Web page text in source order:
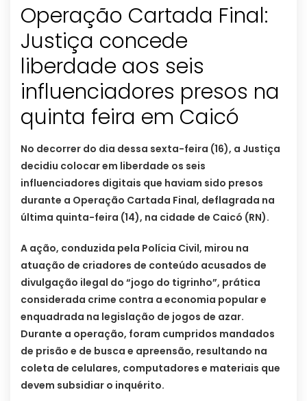
Operação Cartada Final:
Justiça concede
liberdade aos seis
influenciadores presos na
quinta feira em Caicó
No decorrer do dia dessa sexta-feira (16), a Justiça
decidiu colocar em liberdade os seis
influenciadores digitais que haviam sido presos
durante a Operação Cartada Final, deflagrada na
última quinta-feira (14), na cidade de Caicó (RN).
A ação, conduzida pela Polícia Civil, mirou na
atuação de criadores de conteúdo acusados de
divulgação ilegal do “jogo do tigrinho”, prática
considerada crime contra a economia popular e
enquadrada na legislação de jogos de azar.
Durante a operação, foram cumpridos mandados
de prisão e de busca e apreensão, resultando na
coleta de celulares, computadores e materiais que
devem subsidiar o inquérito.